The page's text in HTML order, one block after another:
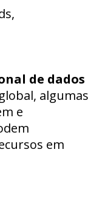
de dados
algumas
e
em